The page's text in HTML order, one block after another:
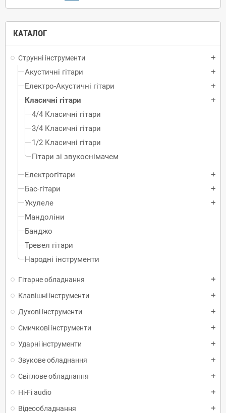
КАТАЛОГ
Струнні інструменти add
Акустичні гітари add
Електро-Акустичні гітари add
Класичні гітари add
4/4 Класичні гітари
3/4 Класичні гітари
1/2 Класичні гітари
Гітари зі звукоснімачем
Електрогітари
add
Бас-гітари add
Укулеле add
Мандоліни
Банджо
Тревел гітари
Народні інструменти
Гітарне обладнання add
Клавішні інструменти add
Духові інструменти add
Смичкові інструменти add
Ударні інструменти add
Звукове обладнання add
Світлове обладнання add
Hi-Fi audio add
Відеообладнання add